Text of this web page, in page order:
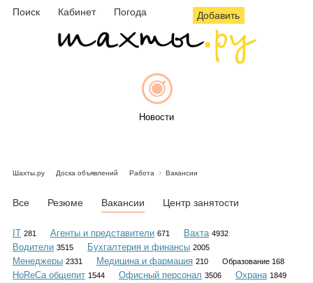
Поиск Кабинет Погода Добавить
Новости
Объявления
Шахты.ру Доска объявлений Работа Вакансии
Все Резюме Вакансии Центр занятости
IT 281 Агенты и представители 671 Вахта 4932
Водители 3515 Бухгалтерия и финансы 2005
Менеджеры 2331 Медицина и фармация 210 Образование 168
HoReCa общепит 1544 Офисный персонал 3506 Охрана 1849